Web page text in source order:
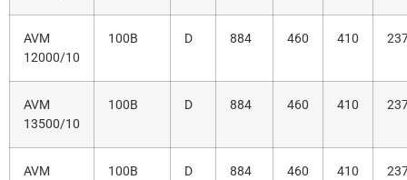
AVM
12000/10
100B D 884 460 410
AVM
13500/10
100B D 884 460 410
AVM
100B D 884 460 410